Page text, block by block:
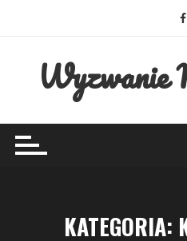
Wyzwanie
KATEGORIA: